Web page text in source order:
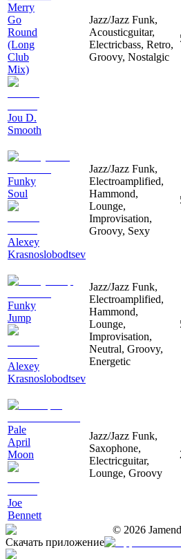
Merry
Go
Round
(Long
Club
Mix)
Jou D.
Smooth
Jazz/Jazz Funk,
Acousticguitar,
Electricbass, Retro,
Groovy, Nostalgic
Funky
Soul
Alexey
Krasnoslobodtsev
Jazz/Jazz Funk,
Electroamplified,
Hammond,
Lounge,
Improvisation,
Groovy, Sexy
Funky
Jump
Alexey
Krasnoslobodtsev
Jazz/Jazz Funk,
Electroamplified,
Hammond,
Lounge,
Improvisation,
Neutral, Groovy,
Energetic
Pale
April
Moon
Joe
Bennett
Jazz/Jazz Funk,
Saxophone,
Electricguitar,
Lounge, Groovy
© 2026
Скачать приложение